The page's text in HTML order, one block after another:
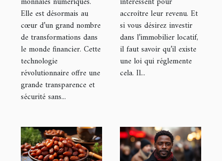
Elle est désormais au
cœur d’un grand nombre
de transformations dans
le monde financier. Cette
technologie
révolutionnaire offre une
grande transparence et
sécurité sans...
accroître leur revenu. Et
si vous désirez investir
dans l’immobilier locatif,
il faut savoir qu’il existe
une loi qui réglemente
cela. Il...